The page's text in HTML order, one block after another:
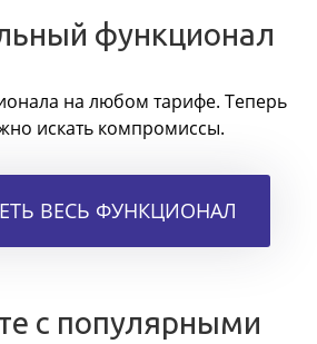
функционал
на любом тарифе. Теперь
искать компромиссы.
ВЕСЬ ФУНКЦИОНАЛ
с популярными